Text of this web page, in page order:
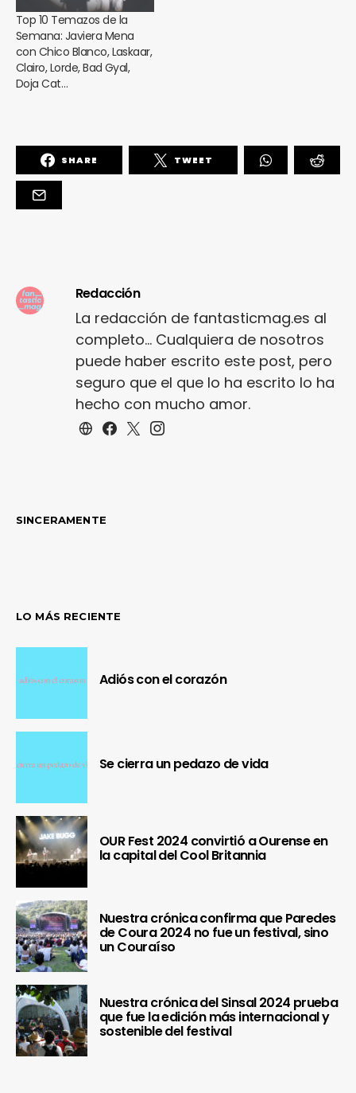
Top 10 Temazos de la
Semana: Javiera Mena
con Chico Blanco, Laskaar,
Clairo, Lorde, Bad Gyal,
Doja Cat…
SHARE TWEET
Redacción
La redacción de fantasticmag.es al
completo... Cualquiera de nosotros
puede haber escrito este post, pero
seguro que el que lo ha escrito lo ha
hecho con mucho amor.
SINCERAMENTE
LO MÁS RECIENTE
Adiós con el corazón
Se cierra un pedazo de vida
OUR Fest 2024 convirtió a Ourense en
la capital del Cool Britannia
Nuestra crónica confirma que Paredes
de Coura 2024 no fue un festival, sino
un Couraíso
Nuestra crónica del Sinsal 2024 prueba
que fue la edición más internacional y
sostenible del festival